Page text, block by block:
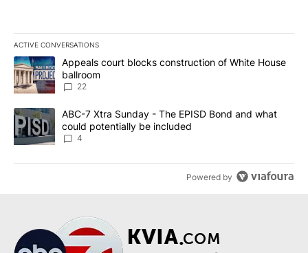
ACTIVE CONVERSATIONS
The following is a list of the most commented articles in the last
A trending article titled "Appeals court blocks construction of
Appeals court blocks construction of White House
ballroom
22
A trending article titled "ABC-7 Xtra Sunday - The EPISD Bond
ABC-7 Xtra Sunday - The EPISD Bond and what
could potentially be included
4
Powered by